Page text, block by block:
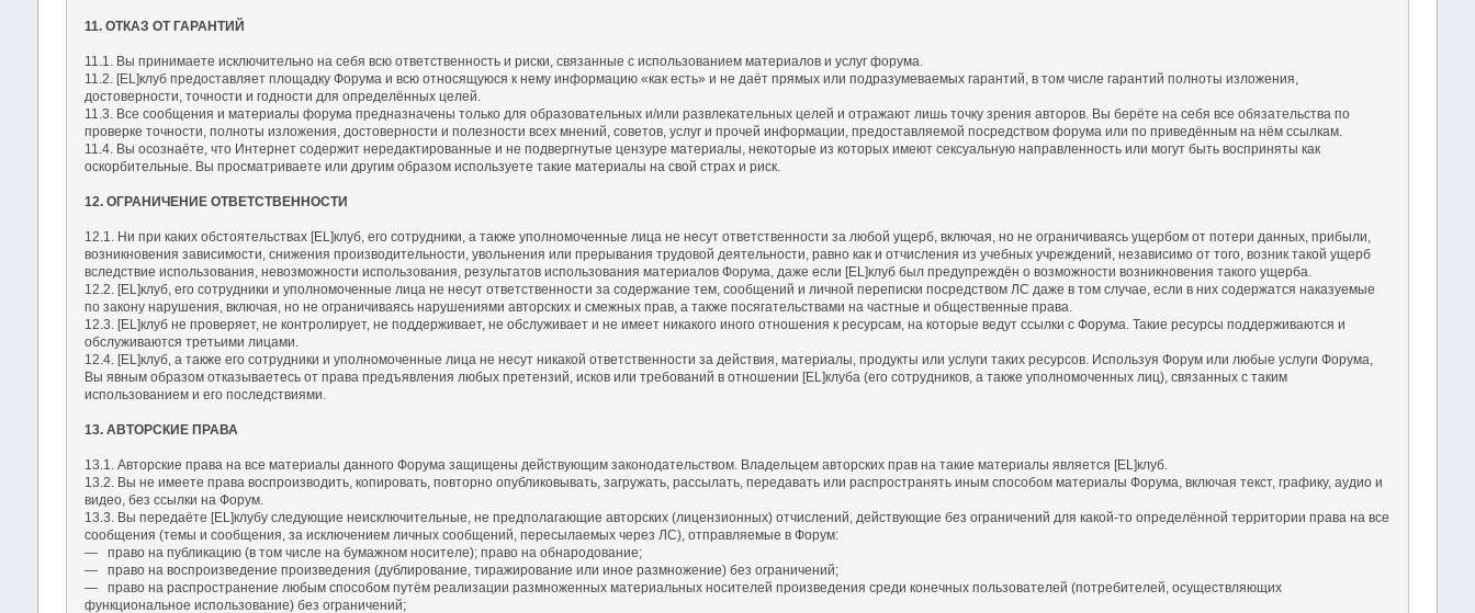
11. ОТКАЗ ОТ ГАРАНТИЙ
11.1. Вы принимаете исключительно на себя всю ответственность и риски, связанные с использованием материалов и услуг форума.
11.2. [EL]клуб предоставляет площадку Форума и всю относящуюся к нему информацию «как есть» и не даёт прямых или подразумеваемых гарантий, в том числе гарантий полноты изложения,
достоверности, точности и годности для определённых целей.
11.3. Все сообщения и материалы форума предназначены только для образовательных и/или развлекательных целей и отражают лишь точку зрения авторов. Вы берёте на себя все обязательства по
проверке точности, полноты изложения, достоверности и полезности всех мнений, советов, услуг и прочей информации, предоставляемой посредством форума или по приведённым на нём ссылкам.
11.4. Вы осознаёте, что Интернет содержит нередактированные и не подвергнутые цензуре материалы, некоторые из которых имеют сексуальную направленность или могут быть восприняты как
оскорбительные. Вы просматриваете или другим образом используете такие материалы на свой страх и риск.
12. ОГРАНИЧЕНИЕ ОТВЕТСТВЕННОСТИ
12.1. Ни при каких обстоятельствах [EL]клуб, его сотрудники, а также уполномоченные лица не несут ответственности за любой ущерб, включая, но не ограничиваясь ущербом от потери данных, прибыли,
возникновения зависимости, снижения производительности, увольнения или прерывания трудовой деятельности, равно как и отчисления из учебных учреждений, независимо от того, возник такой ущерб
вследствие использования, невозможности использования, результатов использования материалов Форума, даже если [EL]клуб был предупреждён о возможности возникновения такого ущерба.
12.2. [EL]клуб, его сотрудники и уполномоченные лица не несут ответственности за содержание тем, сообщений и личной переписки посредством ЛС даже в том случае, если в них содержатся наказуемые
по закону нарушения, включая, но не ограничиваясь нарушениями авторских и смежных прав, а также посягательствами на частные и общественные права.
12.3. [EL]клуб не проверяет, не контролирует, не поддерживает, не обслуживает и не имеет никакого иного отношения к ресурсам, на которые ведут ссылки с Форума. Такие ресурсы поддерживаются и
обслуживаются третьими лицами.
12.4. [EL]клуб, а также его сотрудники и уполномоченные лица не несут никакой ответственности за действия, материалы, продукты или услуги таких ресурсов. Используя Форум или любые услуги Форума,
Вы явным образом отказываетесь от права предъявления любых претензий, исков или требований в отношении [EL]клуба (его сотрудников, а также уполномоченных лиц), связанных с таким
использованием и его последствиями.
13. АВТОРСКИЕ ПРАВА
13.1. Авторские права на все материалы данного Форума защищены действующим законодательством. Владельцем авторских прав на такие материалы является [EL]клуб.
13.2. Вы не имеете права воспроизводить, копировать, повторно опубликовывать, загружать, рассылать, передавать или распространять иным способом материалы Форума, включая текст, графику, аудио и
видео, без ссылки на Форум.
13.3. Вы передаёте [EL]клубу следующие неисключительные, не предполагающие авторских (лицензионных) отчислений, действующие без ограничений для какой-то определённой территории права на все
сообщения (темы и сообщения, за исключением личных сообщений, пересылаемых через ЛС), отправляемые в Форум:
― право на публикацию (в том числе на бумажном носителе); право на обнародование;
― право на воспроизведение произведения (дублирование, тиражирование или иное размножение) без ограничений;
― право на распространение любым способом путём реализации размноженных материальных носителей произведения среди конечных пользователей (потребителей, осуществляющих
функциональное использование) без ограничений;